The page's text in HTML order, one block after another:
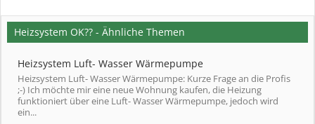
Heizsystem OK?? - Ähnliche Themen
Heizsystem Luft- Wasser Wärmepumpe
Heizsystem Luft- Wasser Wärmepumpe: Kurze Frage an die Profis
;-) Ich möchte mir eine neue Wohnung kaufen, die Heizung
funktioniert über eine Luft- Wasser Wärmepumpe, jedoch wird
ein...